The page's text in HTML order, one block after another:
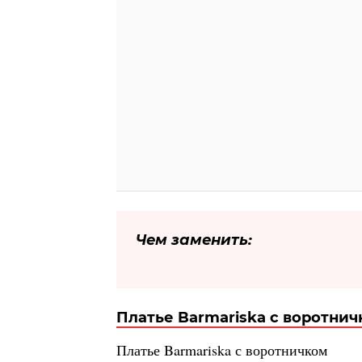
Чем заменить:
Платье Barmariska с
Платье Barmariska с воротничком